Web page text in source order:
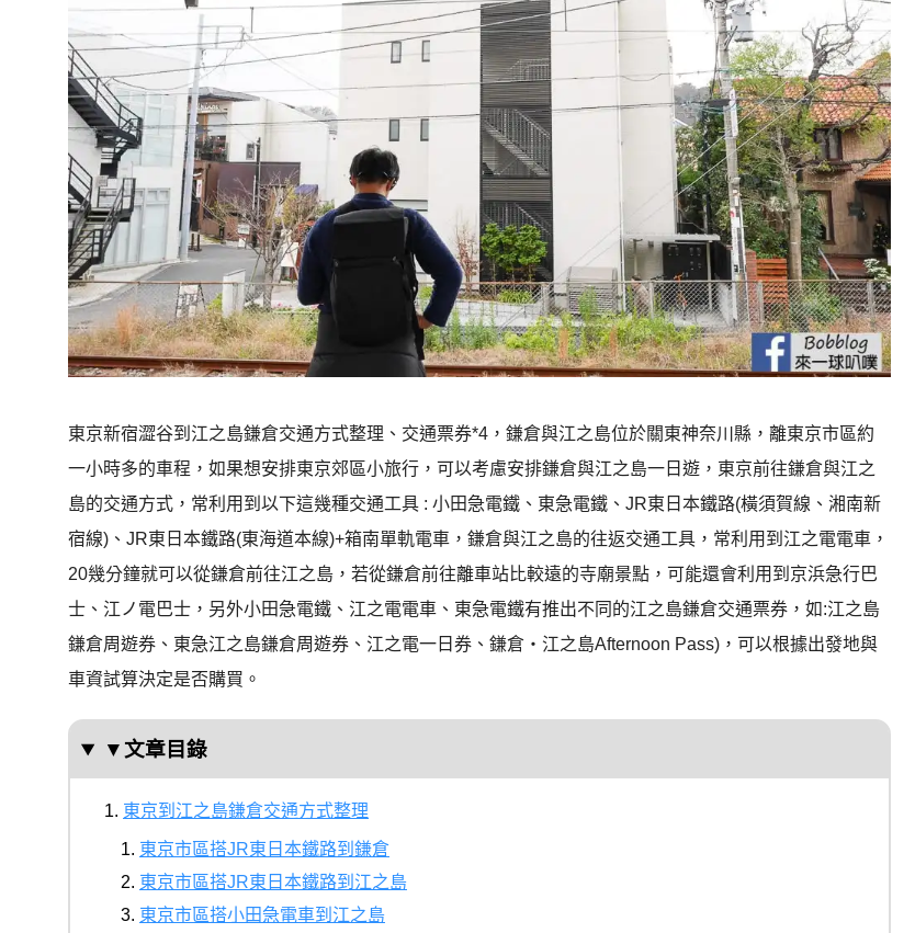
東京新宿澀谷到江之島鎌倉交通方式整理、交通票券*4，鎌倉與江之島位於關東神奈川縣，離東京市區約
一小時多的車程，如果想安排東京郊區小旅行，可以考慮安排鎌倉與江之島一日遊，東京前往鎌倉與江之
島的交通方式，常利用到以下這幾種交通工具 : 小田急電鐵、東急電鐵、JR東日本鐵路(橫須賀線、湘南新
宿線)、JR東日本鐵路(東海道本線)+箱南單軌電車，鎌倉與江之島的往返交通工具，常利用到江之電電車，
20幾分鐘就可以從鎌倉前往江之島， 若從鎌倉前往離車站比較遠的寺廟景點，可能還會利用到京浜急行巴
士、江ノ電巴士，另外小田急電鐵、江之電電車、東急電鐵有推出不同的江之島鎌倉交通票券，如:江之島
鎌倉周遊券、東急江之島鎌倉周遊券、江之電一日券、鎌倉・江之島Afternoon Pass)，可以根據出發地與
車資試算決定是否購買。
▼文章目錄
東京到江之島鎌倉交通方式整理
東京市區搭JR東日本鐵路到鎌倉
東京市區搭JR東日本鐵路到江之島
東京市區搭小田急電車到江之島